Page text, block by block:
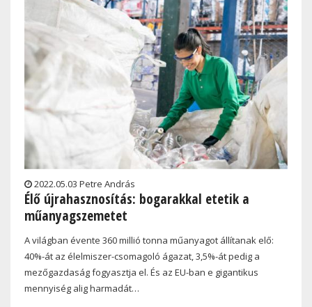
2022.05.03 Petre András
Élő újrahasznosítás: bogarakkal etetik a
műanyagszemetet
A világban évente 360 ​​millió tonna műanyagot állítanak elő:
40%-át az élelmiszer-csomagoló ágazat, 3,5%-át pedig a
mezőgazdaság fogyasztja el. És az EU-ban e gigantikus
mennyiség alig harmadát…